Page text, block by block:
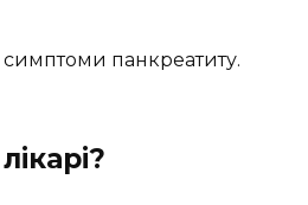
панкреатиту.